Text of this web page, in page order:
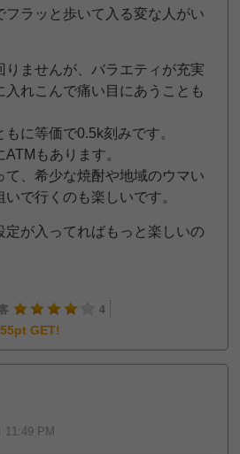
フラッと歩いて入る変な人がい
りませんが、バラエティが充実
入れこんで痛い目にあうことも
に等価で0.5k刻みです。
もあります。
て、希少な焼酎や地域のウマい
で行くのも楽しいです。
定が入ってればもっと楽しいの
4
55pt GET!
11:49 PM